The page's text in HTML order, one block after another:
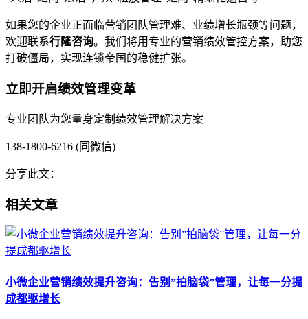
如果您的企业正面临营销团队管理难、业绩增长瓶颈等问题，
欢迎联系行隆咨询。我们将用专业的营销绩效管控方案，助您
打破僵局，实现连锁帝国的稳健扩张。
立即开启绩效管理变革
专业团队为您量身定制绩效管理解决方案
138-1800-6216 (同微信)
分享此文：
相关文章
小微企业营销绩效提升咨询：告别”拍脑袋”管理，让每一分提
成都驱增长